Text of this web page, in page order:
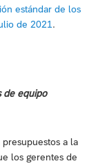
estándar de los
de 2021.
de equipo
a la
los gerentes de